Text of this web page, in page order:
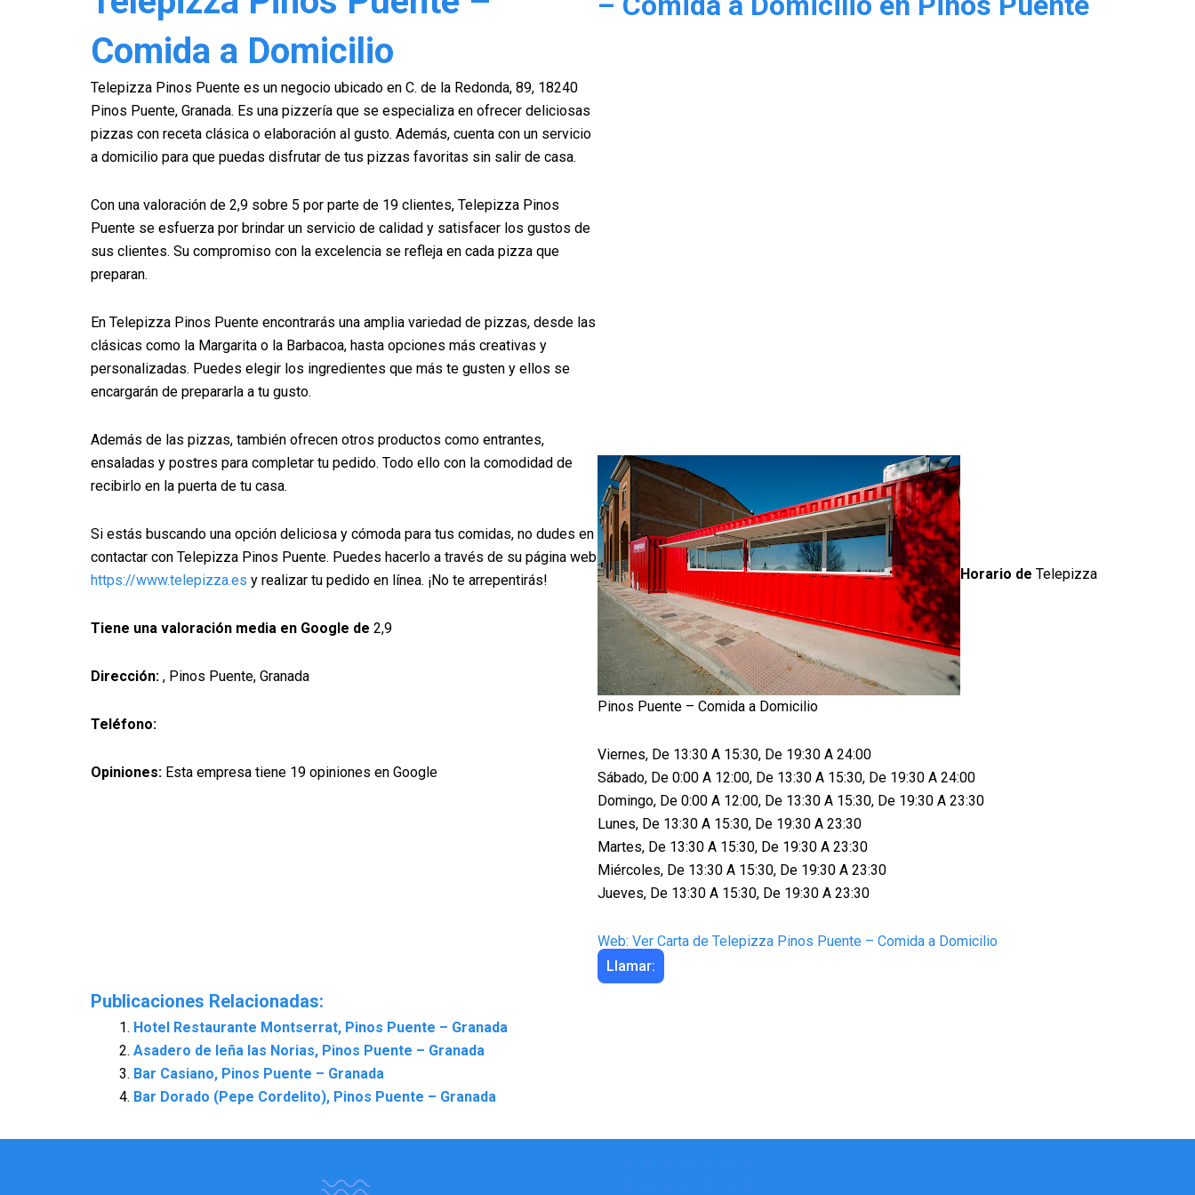
Comida a Domicilio
Telepizza Pinos Puente es un negocio ubicado en C. de la Redonda, 89, 18240
Pinos Puente, Granada. Es una pizzería que se especializa en ofrecer deliciosas
pizzas con receta clásica o elaboración al gusto. Además, cuenta con un servicio
a domicilio para que puedas disfrutar de tus pizzas favoritas sin salir de casa.
Con una valoración de 2,9 sobre 5 por parte de 19 clientes, Telepizza Pinos
Puente se esfuerza por brindar un servicio de calidad y satisfacer los gustos de
sus clientes. Su compromiso con la excelencia se refleja en cada pizza que
preparan.
En Telepizza Pinos Puente encontrarás una amplia variedad de pizzas, desde las
clásicas como la Margarita o la Barbacoa, hasta opciones más creativas y
personalizadas. Puedes elegir los ingredientes que más te gusten y ellos se
encargarán de prepararla a tu gusto.
Además de las pizzas, también ofrecen otros productos como entrantes,
ensaladas y postres para completar tu pedido. Todo ello con la comodidad de
recibirlo en la puerta de tu casa.
Si estás buscando una opción deliciosa y cómoda para tus comidas, no dudes en
contactar con Telepizza Pinos Puente. Puedes hacerlo a través de su página web
https://www.telepizza.es y realizar tu pedido en línea. ¡No te arrepentirás!
Tiene una valoración media en Google de 2,9
Dirección: , Pinos Puente, Granada
Teléfono:
Opiniones: Esta empresa tiene 19 opiniones en Google
Horario de Telepizza
Pinos Puente – Comida a Domicilio
Viernes, De 13:30 A 15:30, De 19:30 A 24:00
Sábado, De 0:00 A 12:00, De 13:30 A 15:30, De 19:30 A 24:00
Domingo, De 0:00 A 12:00, De 13:30 A 15:30, De 19:30 A 23:30
Lunes, De 13:30 A 15:30, De 19:30 A 23:30
Martes, De 13:30 A 15:30, De 19:30 A 23:30
Miércoles, De 13:30 A 15:30, De 19:30 A 23:30
Jueves, De 13:30 A 15:30, De 19:30 A 23:30
Web: Ver Carta de Telepizza Pinos Puente – Comida a Domicilio
Llamar:
Publicaciones Relacionadas:
Hotel Restaurante Montserrat, Pinos Puente – Granada
Asadero de leña las Norias, Pinos Puente – Granada
Bar Casiano, Pinos Puente – Granada
Bar Dorado (Pepe Cordelito), Pinos Puente – Granada